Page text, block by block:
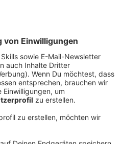
dem Corona-Virus
Der Wichtigste:
sich nicht so leicht
kann sich zwar auch durch
übertragen. Aber
engen Körperkontakt zu